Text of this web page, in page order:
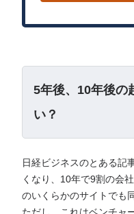
5年後、10年後の
い？
日経ビジネスのとある記
くなり、10年で9割の会
のいくらかのサイトでも